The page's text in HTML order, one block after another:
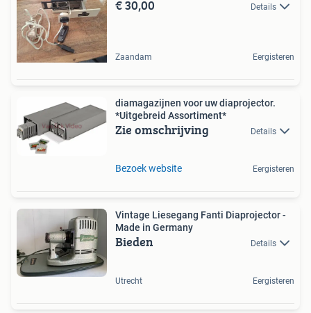
€ 30,00 Details
Zaandam Eergisteren
diamagazijnen voor uw diaprojector.
*Uitgebreid Assortiment*
Zie omschrijving Details
Bezoek website Eergisteren
Vintage Liesegang Fanti Diaprojector -
Made in Germany
Bieden Details
Utrecht Eergisteren